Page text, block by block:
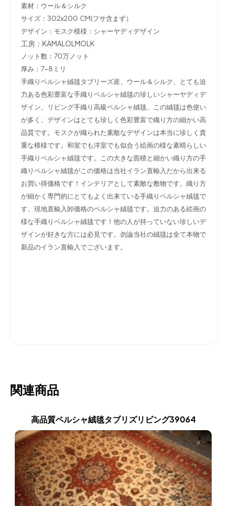
素材：ウール＆シルク
サイズ：302x200 CM(フサ含まず）
デザイン：モスク模様：シャーヤディデザイン
工房：KAMALOLMOLK
ノット数：70万ノット
厚み：7-8ミリ
手織りペルシャ絨毯タブリーズ産、ウール＆シルク、とても迫
力ある色彩豊富な手織りペルシャ絨毯の珍しいシャーヤディデ
ザイン、リビング手織り高級ペルシャ絨毯、この絨毯は色使い
が多く、デザインはとても珍しく色彩豊富で織り方の細かい高
品質です。モスクが織られた素敵なデザインは本当に珍しく貴
重な模様です。和室でも洋室でも似合う絵画の様な素晴らしい
手織りペルシャ絨毯です。この大きな面積と細かい織り方の手
織りペルシャ絨毯がこの価格は当社イラン直輸入だから出来る
お買い得価格です！インテリアとして素敵な敷物です。織り方
が細かく専門的にとてもよく出来ている手織りペルシャ絨毯で
す、現地直輸入卸価格のペルシャ絨毯です。迫力のある絵画の
様な手織りペルシャ絨毯です！他の人が持っていない珍しいデ
ザインが好きな方には必見です。勿論当社の絨毯は全て本物で
新品のイラン直輸入でございます。
関連商品
高品質ペルシャ絨毯タブリズリビング39064